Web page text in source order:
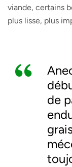
viande, certains
plus lisse, plus
de